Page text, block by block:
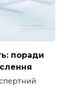
поради